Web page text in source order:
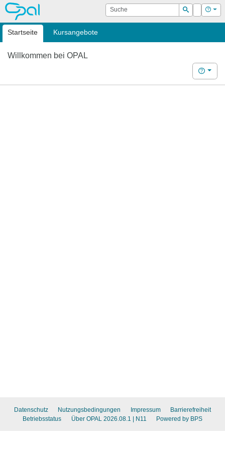
OPAL Suche
Suchen
Login Hilfe
Startseite Kursangebote
Willkommen bei OPAL
Hilfe
Datenschutz Nutzungsbedingungen Impressum
Barrierefreiheit
Betriebsstatus
Über OPAL 2026.08.1 | N11 Powered by BPS